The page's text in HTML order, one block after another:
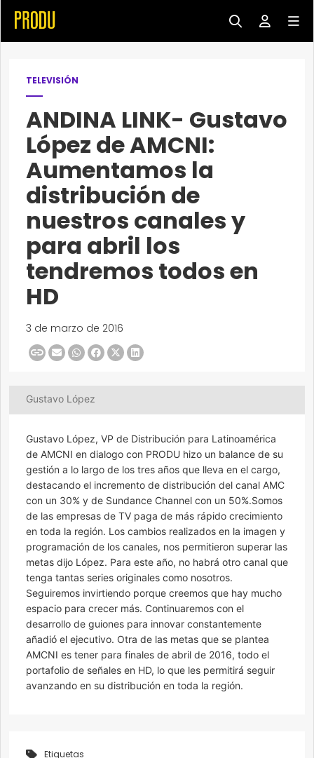
TELEVISIÓN
ANDINA LINK- Gustavo
López de AMCNI:
Aumentamos la
distribución de
nuestros canales y
para abril los
tendremos todos en
HD
3 de marzo de 2016
Gustavo López
Gustavo López, VP de Distribución para Latinoamérica
de AMCNI en dialogo con PRODU hizo un balance de su
gestión a lo largo de los tres años que lleva en el cargo,
destacando el incremento de distribución del canal AMC
con un 30% y de Sundance Channel con un 50%.Somos
de las empresas de TV paga de más rápido crecimiento
en toda la región. Los cambios realizados en la imagen y
programación de los canales, nos permitieron superar las
metas dijo López. Para este año, no habrá otro canal que
tenga tantas series originales como nosotros.
Seguiremos invirtiendo porque creemos que hay mucho
espacio para crecer más. Continuaremos con el
desarrollo de guiones para innovar constantemente
añadió el ejecutivo. Otra de las metas que se plantea
AMCNI es tener para finales de abril de 2016, todo el
portafolio de señales en HD, lo que les permitirá seguir
avanzando en su distribución en toda la región.
Etiquetas